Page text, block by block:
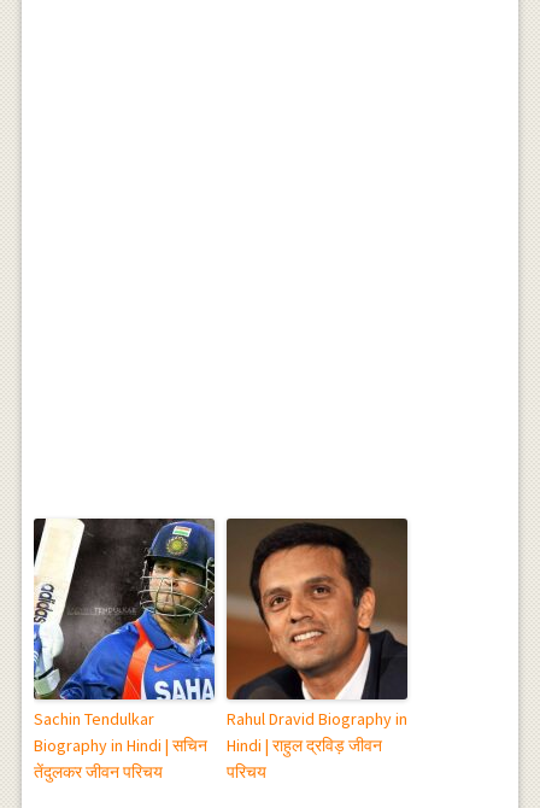
Sachin Tendulkar
Biography in Hindi | सचिन
तेंदुलकर जीवन परिचय
Rahul Dravid Biography in
Hindi | राहुल द्रविड़ जीवन
परिचय